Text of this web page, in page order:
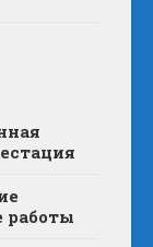
работы